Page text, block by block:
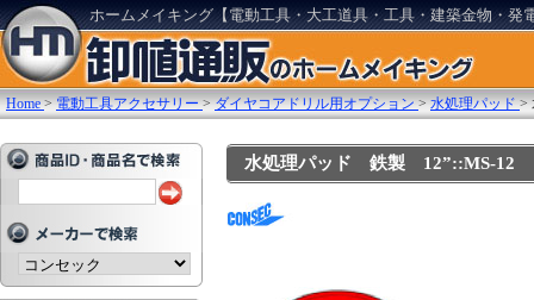
ホームメイキング【電動工具・大工道具・工具・建築金物・発
Home >電動工具アクセサリー >ダイヤコアドリル用オプション >水処理パッド >
水処理パッド 鉄製 12”::MS-12